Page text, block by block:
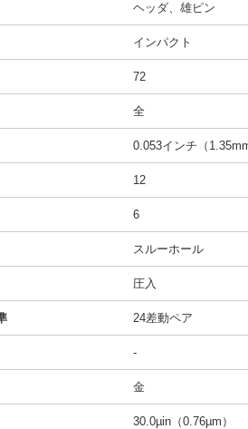
ヘッダ、雄ピン
インパクト
72
全
0.053インチ（1.35mm
12
6
スルーホール
圧入
24差動ペア
-
金
30.0µin（0.76µm）